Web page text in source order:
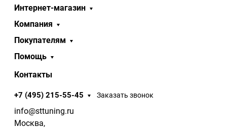
Интернет-магазин
Компания
Покупателям
Помощь
Контакты
+7 (495) 215-55-45 Заказать звонок
info@sttuning.ru
Москва,